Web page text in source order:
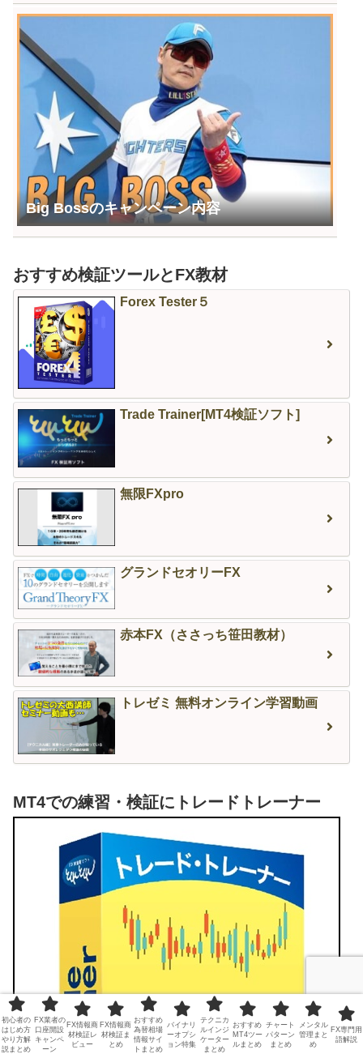
Big Bossのキャンペーン内容
おすすめ検証ツールとFX教材
Forex Tester５
Trade Trainer[MT4検証ソフト]
無限FXpro
グランドセオリーFX
赤本FX（ささっち笹田教材）
トレゼミ 無料オンライン学習動画
MT4での練習・検証にトレードトレーナー
初心者の
はじめ方
やり方解
説まとめ
FX業者の
口座開設
キャンペ
ーン
FX情報商
材検証レ
ビュー
FX情報商
材検証ま
とめ
おすすめ
為替相場
情報サイ
トまとめ
バイナリ
ーオプシ
ョン特集
テクニカ
ルインジ
ケーター
まとめ
おすすめ
MT4ツー
ルまとめ
チャート
パターン
まとめ
メンタル
管理まと
め
FX専門用
語解説